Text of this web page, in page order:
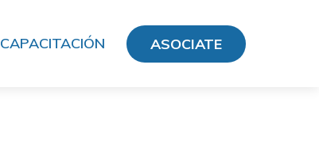
CAPACITACIÓN ASOCIATE